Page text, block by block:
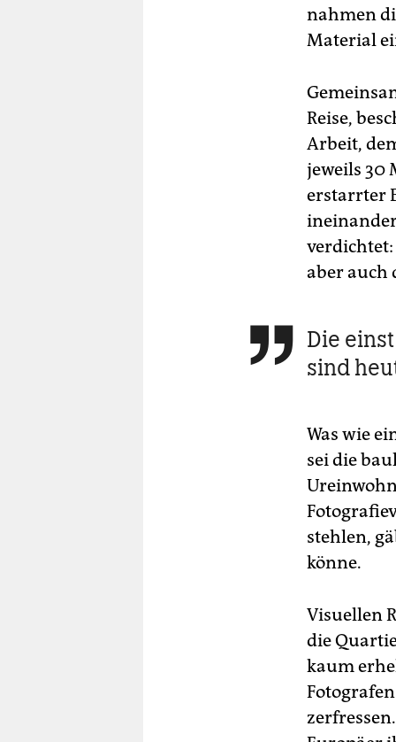
nahmen
Material
Reise,
Arbeit,
jeweils 30
erstarrter
verdichtet:
aber auch
 Die
sind
Was wie
sei die
stehlen,
könne.
Visuellen
die
kaum